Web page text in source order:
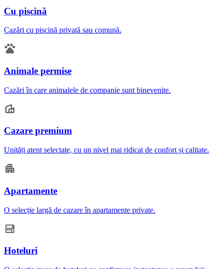
Cu piscină
Cazări cu piscină privată sau comună.
Animale permise
Cazări în care animalele de companie sunt binevenite.
Cazare premium
Unități atent selectate, cu un nivel mai ridicat de confort și calitate.
Apartamente
O selecție largă de cazare în apartamente private.
Hoteluri